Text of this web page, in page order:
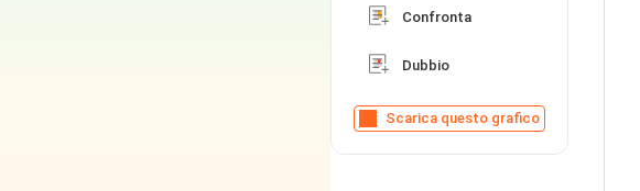
Confronta
Dubbio
Scarica questo grafico